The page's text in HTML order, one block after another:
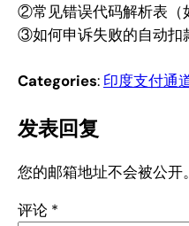
②常见错误代码解析表（
③如何申诉失败的自动扣
Categories: 印度支付通
发表回复
您的邮箱地址不会被公开。
评论 *